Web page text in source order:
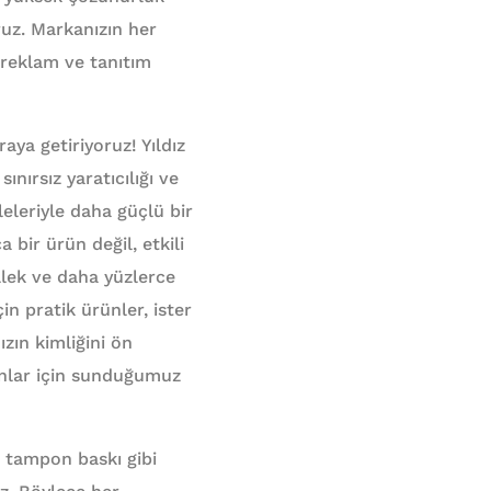
Markanızın her
ve tanıtım
getiriyoruz! Yıldız
yaratıcılığı ve
daha güçlü bir
bir ürün değil, etkili
ve daha yüzlerce
pratik ürünler, ister
kimliğini ön
için sunduğumuz
baskı gibi